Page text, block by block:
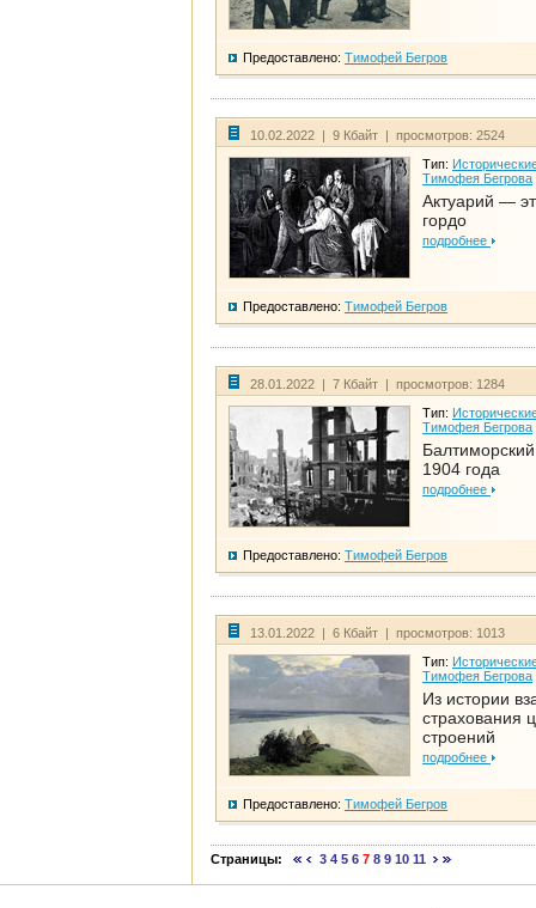
Предоставлено: Тимофей Бегров
10.02.2022 | 9 Кбайт | просмотров: 2524
Тип:
Тимофея Бегрова
Актуарий —
гордо
подробнее
Предоставлено: Тимофей Бегров
28.01.2022 | 7 Кбайт | просмотров: 1284
Тип:
Тимофея Бегрова
1904 года
подробнее
Предоставлено: Тимофей Бегров
13.01.2022 | 6 Кбайт | просмотров: 1013
Тип:
Тимофея Бегрова
Из истории
страхования
строений
подробнее
Предоставлено: Тимофей Бегров
Страницы: 3 4 5 6 7 8 9 10 11